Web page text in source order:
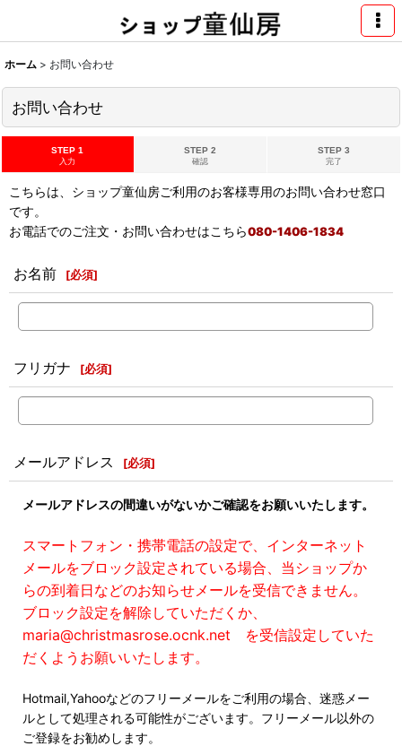
ホーム > お問い合わせ
お問い合わせ
STEP 1
入力
STEP 2
確認
STEP 3
完了
こちらは、ショップ童仙房ご利用のお客様専用のお問い合わせ窓口
です。
お電話でのご注文・お問い合わせはこちら080-1406-1834
お名前 [必須]
フリガナ [必須]
メールアドレス [必須]
メールアドレスの間違いがないかご確認をお願いいたします。
スマートフォン・携帯電話の設定で、インターネット
メールをブロック設定されている場合、当ショップか
らの到着日などのお知らせメールを受信できません。
ブロック設定を解除していただくか、
maria@christmasrose.ocnk.net を受信設定していた
だくようお願いいたします。
Hotmail,Yahooなどのフリーメールをご利用の場合、迷惑メー
ルとして処理される可能性がございます。フリーメール以外の
ご登録をお勧めします。